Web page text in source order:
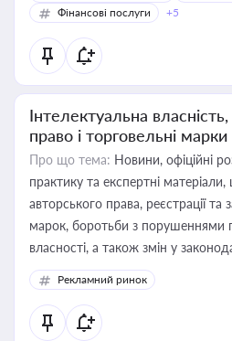
Фінансові послуги
+5
Інтелектуальна
право і торговельні марки
Про що тема: Новини, офіційні
практику та експертні
авторського права, реєстрації та
марок, боротьби з порушеннями
власності, а також змін у
Рекламний ринок